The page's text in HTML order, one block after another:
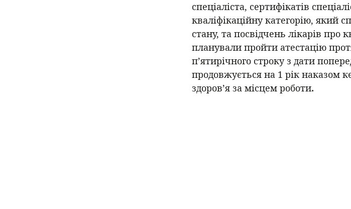
спеціаліста, сертифікатів
кваліфікаційну категорію, який
стану, та посвідчень лікарів про
планували пройти атестацію
п’ятирічного строку з дати
продовжується на 1 рік наказом
здоров’я за місцем роботи.